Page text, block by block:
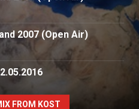
2007 (Open Air)
FROM KOST